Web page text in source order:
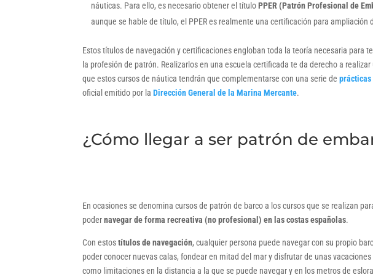
náuticas. Para ello, es necesario obtener el títuloPPER (Patrón Profesional de
aunque se hable de título, el PPER es realmente una certificación para ampliación
Estos títulos de navegación y certificaciones engloban toda la teoría necesaria para
la profesión de patrón. Realizarlos en una escuela certificada te da derecho a
que estos cursos de náutica tendrán que complementarse con una serie de
oficial emitido por laDirección General de la Marina Mercante.
¿Cómo llegar a ser patrón de
En ocasiones se denomina cursos de patrón de barco a los cursos que se realizan
podernavegar de forma recreativa (no profesional) en las costas españolas.
Con estostítulos de navegación, cualquier persona puede navegar con su propio
poder conocer nuevas calas, fondear en mitad del mar y disfrutar de unas
como limitaciones en la distancia a la que se puede navegar y en los metros de